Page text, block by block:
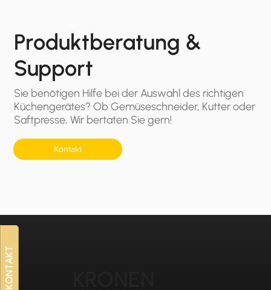
Produktberatung &
Support
Sie benötigen Hilfe bei der Auswahl des richtigen
Küchengerätes? Ob Gemüseschneider, Kutter oder
Saftpresse, Wir bertaten Sie gern!
Kontakt
KONTAKT
KONTAKT